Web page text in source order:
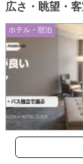
ホテル・宿泊
広さ・眺望・